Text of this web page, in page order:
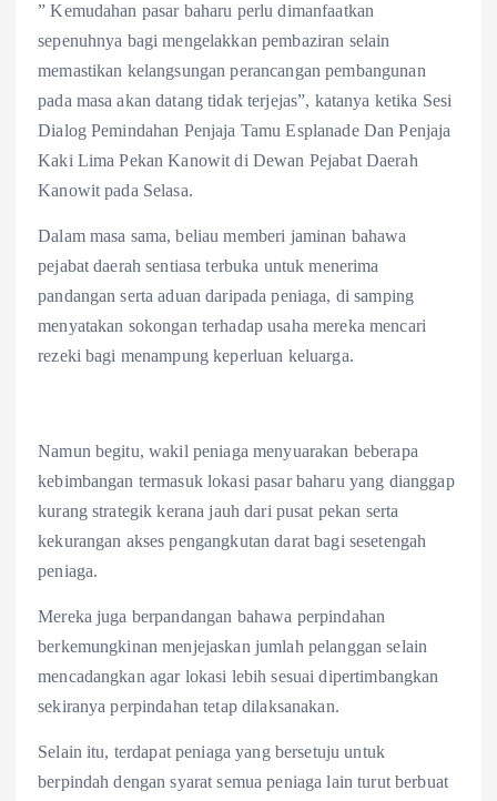
” Kemudahan pasar baharu perlu dimanfaatkan
sepenuhnya bagi mengelakkan pembaziran selain
memastikan kelangsungan perancangan pembangunan
pada masa akan datang tidak terjejas”, katanya ketika Sesi
Dialog Pemindahan Penjaja Tamu Esplanade Dan Penjaja
Kaki Lima Pekan Kanowit di Dewan Pejabat Daerah
Kanowit pada Selasa.
Dalam masa sama, beliau memberi jaminan bahawa
pejabat daerah sentiasa terbuka untuk menerima
pandangan serta aduan daripada peniaga, di samping
menyatakan sokongan terhadap usaha mereka mencari
rezeki bagi menampung keperluan keluarga.
Namun begitu, wakil peniaga menyuarakan beberapa
kebimbangan termasuk lokasi pasar baharu yang dianggap
kurang strategik kerana jauh dari pusat pekan serta
kekurangan akses pengangkutan darat bagi sesetengah
peniaga.
Mereka juga berpandangan bahawa perpindahan
berkemungkinan menjejaskan jumlah pelanggan selain
mencadangkan agar lokasi lebih sesuai dipertimbangkan
sekiranya perpindahan tetap dilaksanakan.
Selain itu, terdapat peniaga yang bersetuju untuk
berpindah dengan syarat semua peniaga lain turut berbuat